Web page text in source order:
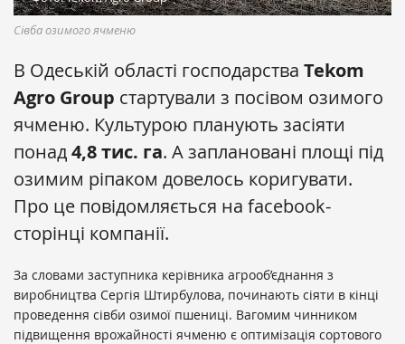
Сівба озимого ячменю
В Одеській області господарства Tekom
Agro Group стартували з посівом озимого
ячменю. Культурою планують засіяти
понад4,8 тис. га. А заплановані площі під
озимим ріпаком довелось коригувати.
Про це повідомляється на facebook-
сторінці компанії.
За словами заступника керівника агрооб’єднання з
виробництва Сергія Штирбулова, починають сіяти в кінці
проведення сівби озимої пшениці. Вагомим чинником
підвищення врожайності ячменю є оптимізація сортового